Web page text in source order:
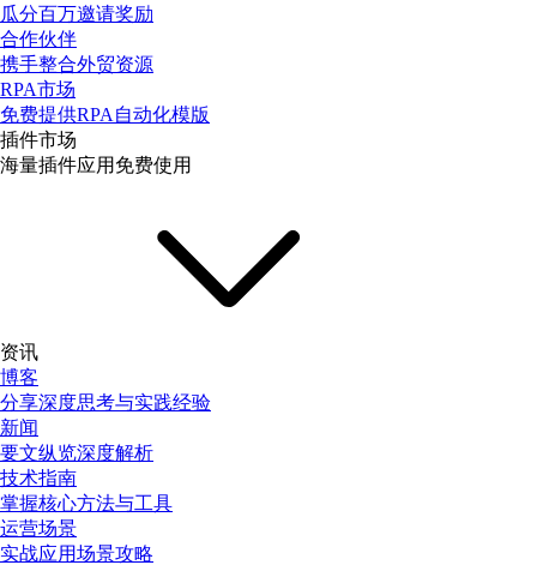
瓜分百万邀请奖励
合作伙伴
携手整合外贸资源
RPA市场
免费提供RPA自动化模版
插件市场
海量插件应用免费使用
资讯
博客
分享深度思考与实践经验
新闻
要文纵览深度解析
技术指南
掌握核心方法与工具
运营场景
实战应用场景攻略